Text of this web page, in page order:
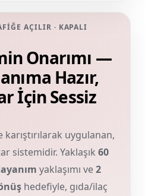
AÇILIR · KAPALI
Onarımı —
Hazır,
İçin Sessiz
uygulanan,
sistemidir. Yaklaşık 60
yaklaşımı ve2
hedefiyle, gıda/ilaç